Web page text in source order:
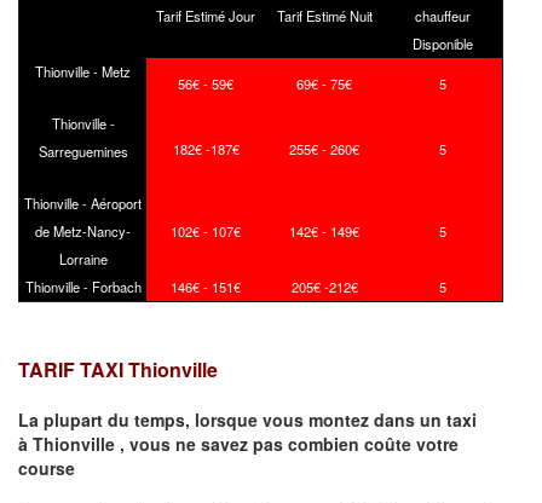
Tarif Estimé Jour
Tarif Estimé Nuit
chauffeur
Disponible
Thionville - Metz
56€ - 59€ 69€ - 75€ 5
Thionville -
Sarreguemines
182€ -187€ 255€ - 260€ 5
Thionville - Aéroport
de Metz-Nancy-
Lorraine
102€ - 107€ 142€ - 149€ 5
Thionville - Forbach 146€ - 151€ 205€ -212€ 5
TARIF TAXI Thionville
La plupart du temps, lorsque vous montez dans un taxi
à Thionville , vous ne savez pas combien coûte votre
course